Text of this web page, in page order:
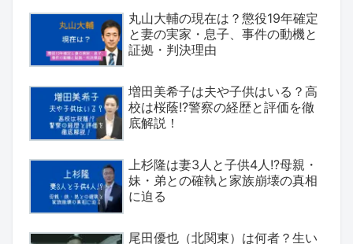
丸山大輔の現在は？懲役19年確定
と妻の実家・息子、事件の動機と
証拠・判決理由
増田美希子は夫や子供はいる？高
校は桜蔭!?警察の経歴と評価を徹
底解説！
上杉隆は妻3人と子供4人!?母親・
妹・弟との確執と家族崩壊の真相
に迫る
尾田優也（北関東）は何者？生い